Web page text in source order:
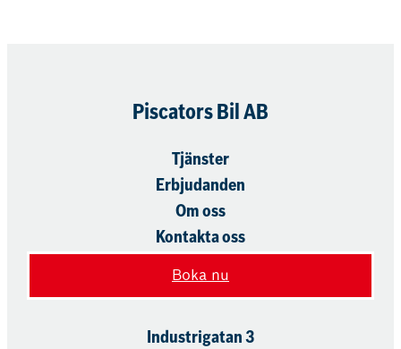
Piscators Bil AB
Tjänster
Erbjudanden
Om oss
Kontakta oss
Boka nu
Industrigatan 3